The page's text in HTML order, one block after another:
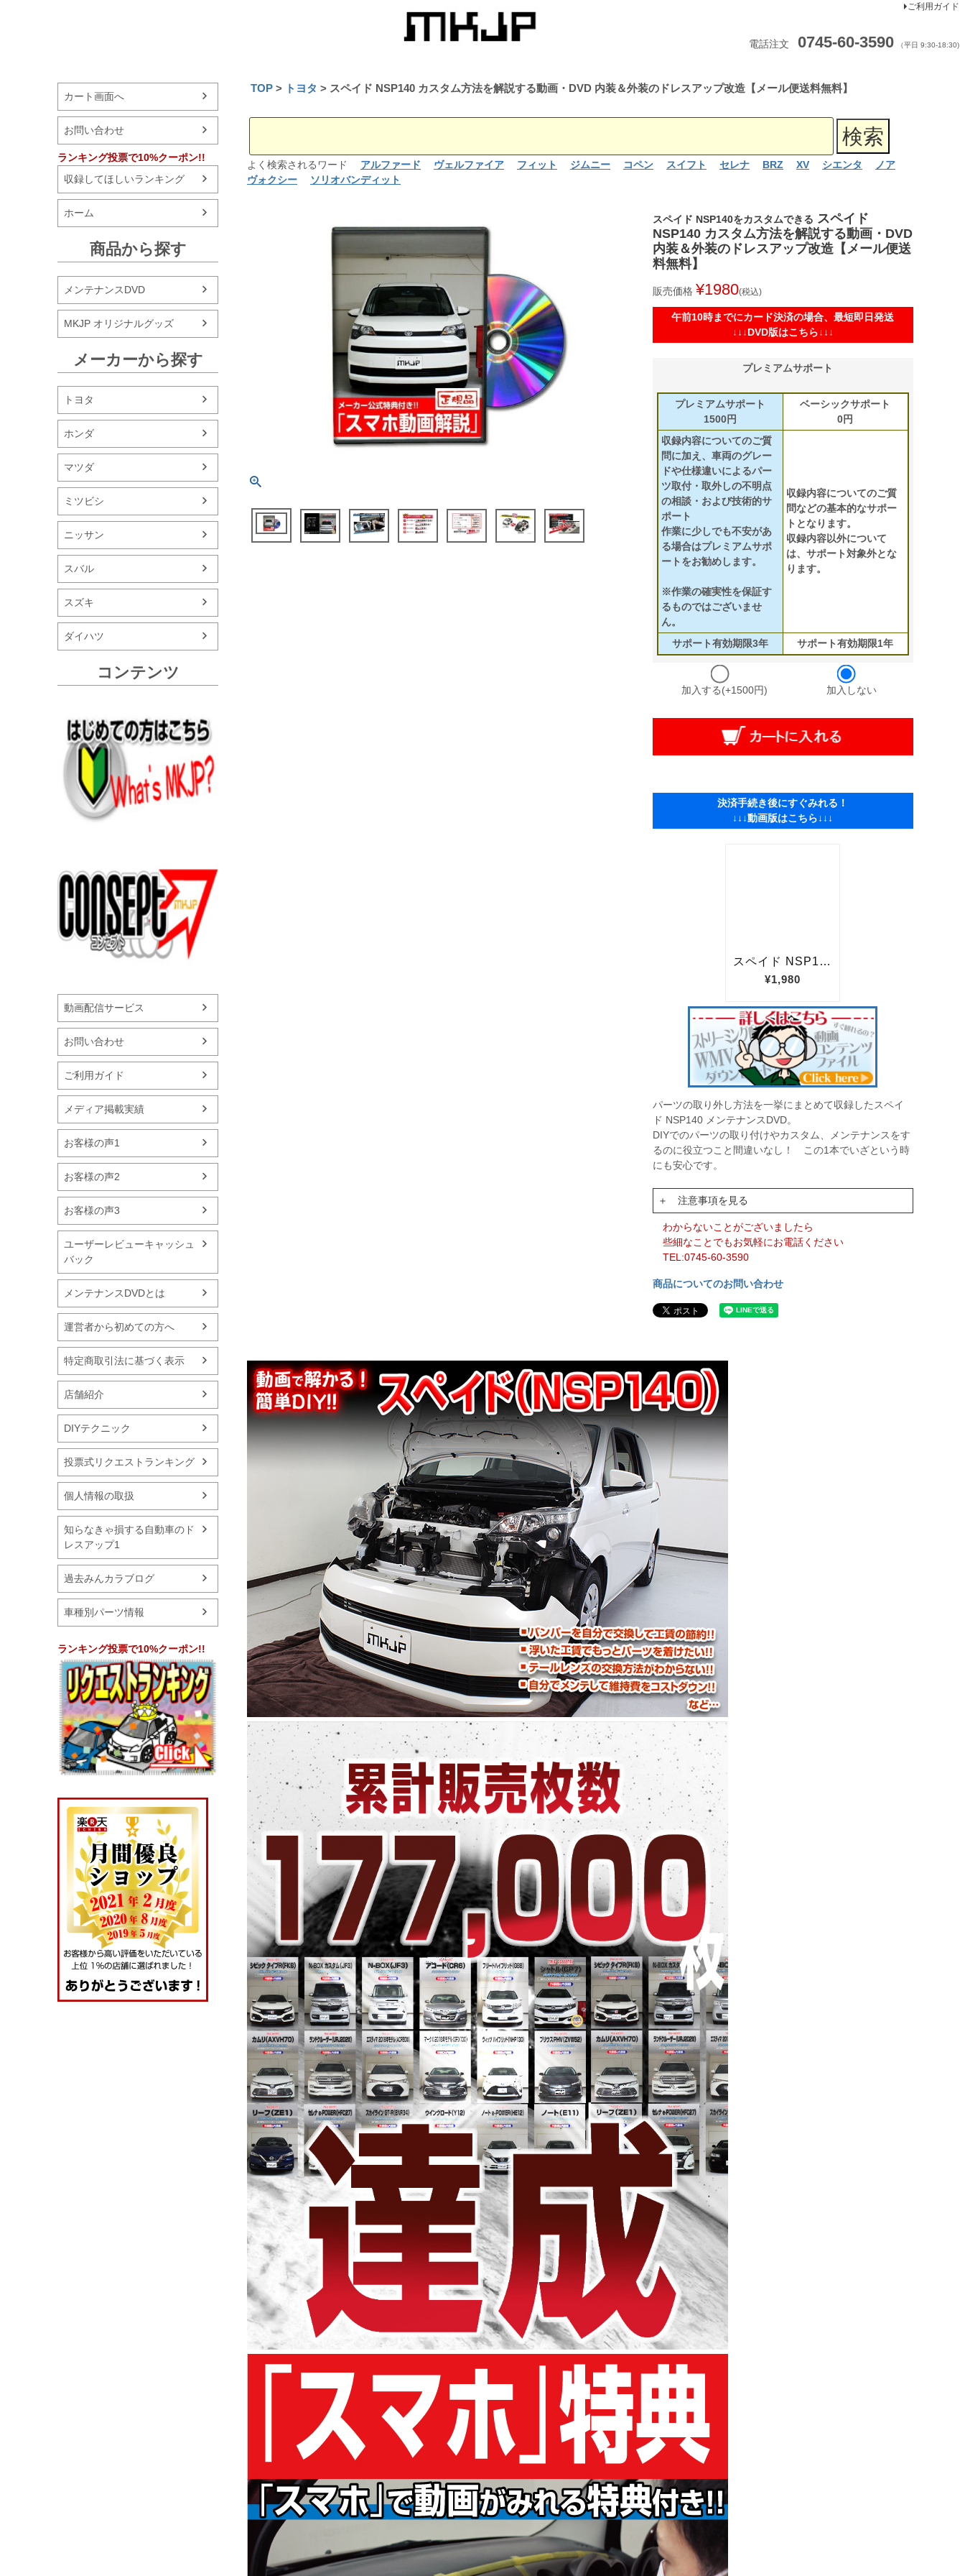
ご利用ガイド
電話注文 0745-60-3590 （平日 9:30-18:30)
カート画面へ
お問い合わせ
ランキング投票で10%クーポン!!
収録してほしいランキング
ホーム
商品から探す
メンテナンスDVD
MKJP オリジナルグッズ
メーカーから探す
トヨタ
ホンダ
マツダ
ミツビシ
ニッサン
スバル
スズキ
ダイハツ
コンテンツ
動画配信サービス
お問い合わせ
ご利用ガイド
メディア掲載実績
お客様の声1
お客様の声2
お客様の声3
ユーザーレビューキャッシュ
バック
メンテナンスDVDとは
運営者から初めての方へ
特定商取引法に基づく表示
店舗紹介
DIYテクニック
投票式リクエストランキング
個人情報の取扱
知らなきゃ損する自動車のド
レスアップ1
過去みんカラブログ
車種別パーツ情報
ランキング投票で10%クーポン!!
TOP トヨタ スペイド NSP140 カスタム方法を解説する動画・DVD 内装＆外装のドレスアップ改造【メール便送料無料】
よく検索されるワード アルファード ヴェルファイア フィット ジムニー コペン スイフト セレナ BRZ XV シエンタ
ノア
ヴォクシー
ソリオバンディット
スペイド NSP140をカスタムできる スペイド
NSP140 カスタム方法を解説する動画・DVD
内装＆外装のドレスアップ改造【メール便送
料無料】
販売価格 ¥1980 税込
午前10時までにカード決済の場合、最短即日発送
↓↓↓DVD版はこちら↓↓↓
プレミアムサポート
プレミアムサポート
1500円
ベーシックサポート
0円
収録内容についてのご質
問に加え、車両のグレー
ドや仕様違いによるパー
ツ取付・取外しの不明点
の相談・および技術的サ
ポート
作業に少しでも不安があ
る場合はプレミアムサポ
ートをお勧めします。
※作業の確実性を保証す
るものではございませ
ん。
収録内容についてのご質
問などの基本的なサポー
トとなります。
収録内容以外について
は、サポート対象外とな
ります。
サポート有効期限3年 サポート有効期限1年
加入する(+1500円) 加入しない
決済手続き後にすぐみれる！
↓↓↓動画版はこちら↓↓↓
パーツの取り外し方法を一挙にまとめて収録したスペイ
ド NSP140 メンテナンスDVD。
DIYでのパーツの取り付けやカスタム、メンテナンスをす
るのに役立つこと間違いなし！ この1本でいざという時
にも安心です。
＋ 注意事項を見る
わからないことがございましたら
些細なことでもお気軽にお電話ください
TEL:0745-60-3590
商品についてのお問い合わせ